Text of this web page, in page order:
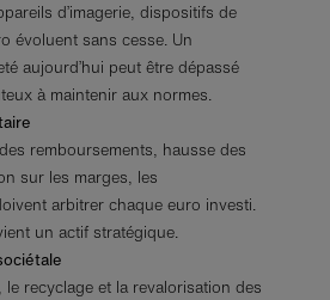
d’imagerie, dispositifs de
évoluent sans cesse. Un
aujourd’hui peut être dépassé
à maintenir aux normes.
remboursements, hausse des
sur les marges, les
arbitrer chaque euro investi.
un actif stratégique.
le recyclage et la revalorisation des